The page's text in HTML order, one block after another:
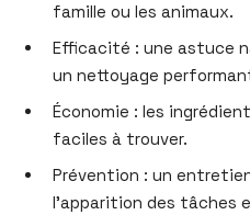
famille ou les animaux.
Efficacité : une astuce
un nettoyage
Économie : les
faciles à trouver.
Prévention : un
l’apparition des tâches